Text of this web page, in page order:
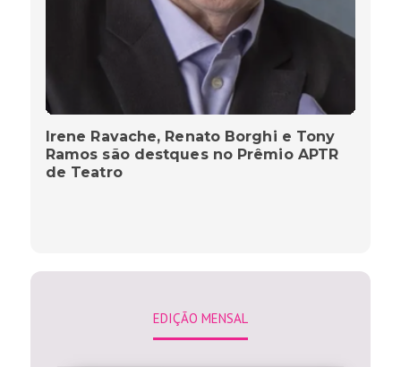
Irene Ravache, Renato Borghi e Tony
Ramos são destques no Prêmio APTR
de Teatro
EDIÇÃO MENSAL